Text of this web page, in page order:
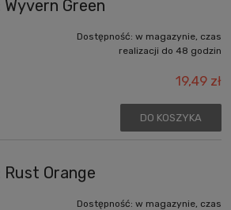
Green
Dostępność: w magazynie, czas
realizacji do 48 godzin
19,49 zł
DO KOSZYKA
Rust Orange
Dostępność: w magazynie, czas